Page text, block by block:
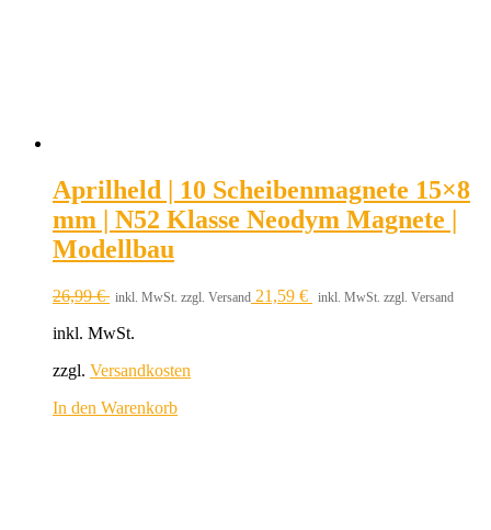
Aprilheld | 10 Scheibenmagnete 15×8
mm | N52 Klasse Neodym Magnete |
Modellbau
26,99€ inkl. MwSt. zzgl. Versand 21,59 € inkl. MwSt. zzgl. Versand
inkl. MwSt.
zzgl. Versandkosten
In den Warenkorb